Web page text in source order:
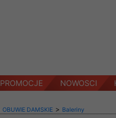
PROMOCJE NOWOSCI
OBUWIE DAMSKIE > Baleriny